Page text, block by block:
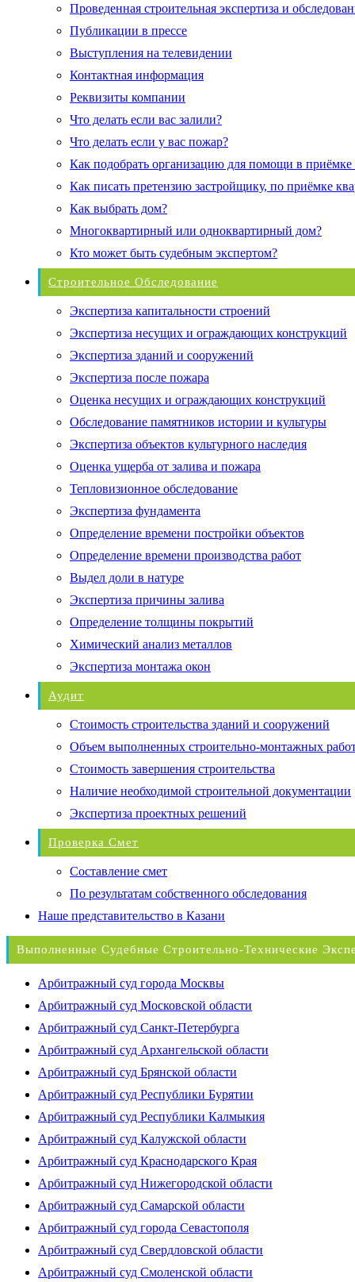
Проведенная строительная экспертиза и
Публикации в прессе
Выступления на телевидении
Контактная информация
Реквизиты компании
Что делать если вас залили?
Что делать если у вас пожар?
Как подобрать организацию для помощи в приёмке
Как писать претензию застройщику, по приёмке
Как выбрать дом?
Многоквартирный или одноквартирный дом?
Кто может быть судебным экспертом?
Строительное Обследование
Экспертиза капитальности строений
Экспертиза несущих и ограждающих конструкций
Экспертиза зданий и сооружений
Экспертиза после пожара
Оценка несущих и ограждающих конструкций
Обследование памятников истории и культуры
Экспертиза объектов культурного наследия
Оценка ущерба от залива и пожара
Тепловизионное обследование
Экспертиза фундамента
Определение времени постройки объектов
Определение времени производства работ
Выдел доли в натуре
Экспертиза причины залива
Определение толщины покрытий
Химический анализ металлов
Экспертиза монтажа окон
Аудит
Стоимость строительства зданий и сооружений
Объем выполненных строительно-монтажных
Стоимость завершения строительства
Наличие необходимой строительной документации
Экспертиза проектных решений
Проверка Смет
Составление смет
По результатам собственного обследования
Наше представительство в Казани
Выполненные Судебные Строительно-Технические
Арбитражный суд города Москвы
Арбитражный суд Московской области
Арбитражный суд Санкт-Петербурга
Арбитражный суд Архангельской области
Арбитражный суд Брянской области
Арбитражный суд Республики Бурятии
Арбитражный суд Республики Калмыкия
Арбитражный суд Калужской области
Арбитражный суд Краснодарского Края
Арбитражный суд Нижегородской области
Арбитражный суд Самарской области
Арбитражный суд города Севастополя
Арбитражный суд Свердловской области
Арбитражный суд Смоленской области